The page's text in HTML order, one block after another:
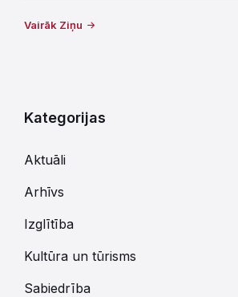
Vairāk Ziņu
Kategorijas
Aktuāli
Arhīvs
Izglītība
Kultūra un tūrisms
Sabiedrība